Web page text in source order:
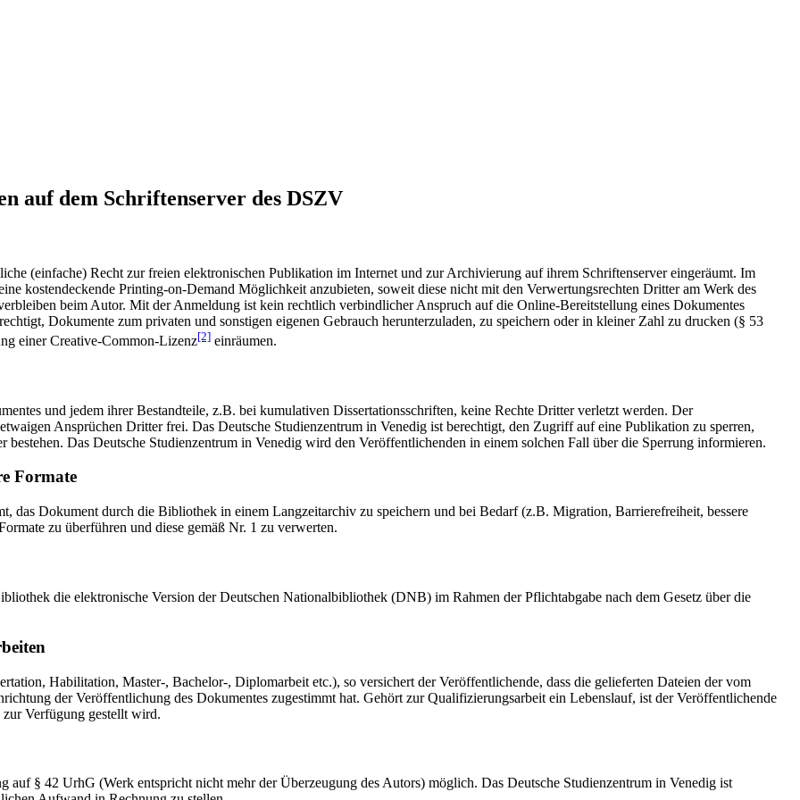
auf dem Schriftenserver des DSZV
(einfache) Recht zur freien elektronischen Publikation im Internet und zur Archivierung auf ihrem Schriftenserver eingeräumt. Im
kostendeckende Printing-on-Demand Möglichkeit anzubieten, soweit diese nicht mit den Verwertungsrechten Dritter am Werk des
beim Autor. Mit der Anmeldung ist kein rechtlich verbindlicher Anspruch auf die Online-Bereitstellung eines Dokumentes
Dokumente zum privaten und sonstigen eigenen Gebrauch herunterzuladen, zu speichern oder in kleiner Zahl zu drucken (§ 53
einer Creative-Common-Lizenz[2] einräumen.
und jedem ihrer Bestandteile, z.B. bei kumulativen Dissertationsschriften, keine Rechte Dritter verletzt werden. Der
Ansprüchen Dritter frei. Das Deutsche Studienzentrum in Venedig ist berechtigt, den Zugriff auf eine Publikation zu sperren,
Das Deutsche Studienzentrum in Venedig wird den Veröffentlichenden in einem solchen Fall über die Sperrung informieren.
Formate
das Dokument durch die Bibliothek in einem Langzeitarchiv zu speichern und bei Bedarf (z.B. Migration, Barrierefreiheit, bessere
zu überführen und diese gemäß Nr. 1 zu verwerten.
die elektronische Version der Deutschen Nationalbibliothek (DNB) im Rahmen der Pflichtabgabe nach dem Gesetz über die
Habilitation, Master-, Bachelor-, Diplomarbeit etc.), so versichert der Veröffentlichende, dass die gelieferten Dateien der vom
der Veröffentlichung des Dokumentes zugestimmt hat. Gehört zur Qualifizierungsarbeit ein Lebenslauf, ist der Veröffentlichende
zur Verfügung gestellt wird.
auf § 42 UrhG (Werk entspricht nicht mehr der Überzeugung des Autors) möglich. Das Deutsche Studienzentrum in Venedig ist